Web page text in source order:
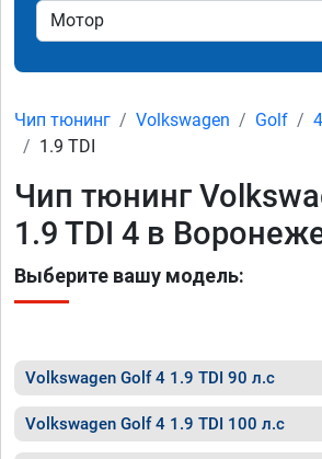
Чип тюнинг Volkswagen Golf
1.9 TDI
Чип тюнинг
1.9 TDI 4 в
Выберите вашу модель:
Volkswagen Golf 4 1.9 TDI 90 л.с
Volkswagen Golf 4 1.9 TDI 100 л.с